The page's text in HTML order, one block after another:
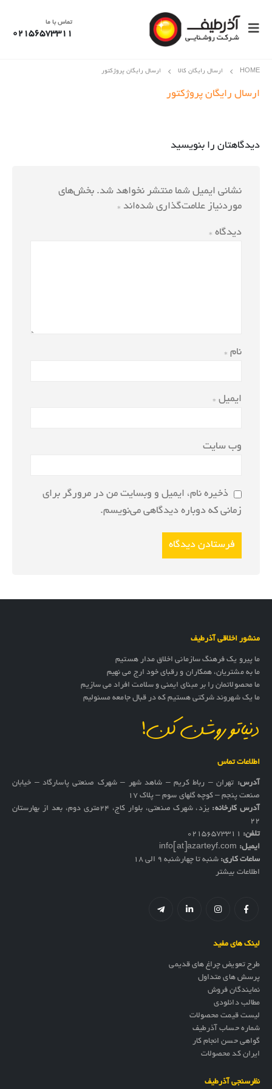
تماس با ما
02156573311
HOME ارسال رایگان کالا ارسال رایگان پروژکتور
ارسال رایگان پروژکتور
دیدگاهتان را بنویسید
نشانی ایمیل شما منتشر نخواهد شد. بخش‌های
موردنیاز علامت‌گذاری شده‌اند *
دیدگاه *
نام *
ایمیل *
وب‌ سایت
ذخیره نام، ایمیل و وبسایت من در مرورگر برای
زمانی که دوباره دیدگاهی می‌نویسم.
منشور اخلاقی آذرطیف
ما پیرو یک فرهنگ سازمانی اخلاق مدار هستیم
ما به مشتریان، همکاران و رقبای خود ارج می نهیم
ما محصولاتمان را بر مبنای ایمنی و سلامت افراد می سازیم
ما یک شهروند شرکتی هستیم که در قبال جامعه مسئولیم
دنیاتو روشن کن!
اطلاعات تماس
آدرس: تهران – رباط کریم – شاهد شهر – شهرک صنعتی پاسارگاد – خیابان
صنعت پنجم – کوچه گلهای سوم – پلاک 17
آدرس کارخانه:
یزد، شهرک صنعتی، بلوار کاج، ۲۴متری دوم، بعد از بهارستان
۲۲
تلفن: 02156573311
ایمیل: info[at]azarteyf.com
ساعات کاری: شنبه تا چهارشنبه 9 الی 18
اطلاعات بیشتر
لینک های مفید
طرح تعویض چراغ های قدیمی
پرسش های متداول
نمایندگان فروش
مطالب دانلودی
لیست قیمت محصولات
شماره حساب آذرطیف
گواهی حسن انجام کار
ایران کد محصولات
نظرسنجی آذرطیف